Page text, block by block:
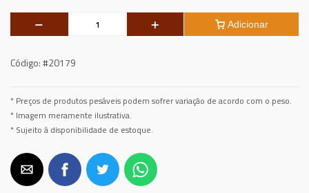
Adicionar
Código:#20179
* Preços de produtos pesáveis podem sofrer variação de acordo com o peso.
* Imagem meramente ilustrativa.
* Sujeito à disponibilidade de estoque.